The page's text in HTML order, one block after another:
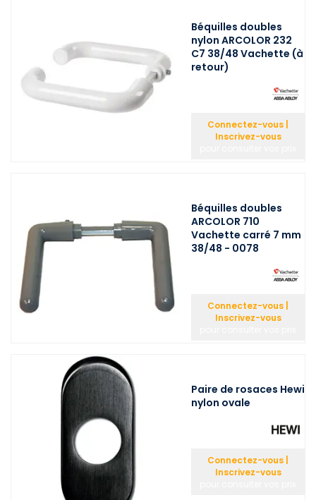
Béquilles doubles
nylon ARCOLOR 232
C7 38/48 Vachette (à
retour)
Connectez-vous |
Inscrivez-vous
Béquilles doubles
ARCOLOR 710
Vachette carré 7 mm
38/48 - 0078
Connectez-vous |
Inscrivez-vous
Paire de rosaces Hewi
nylon ovale
Connectez-vous |
Inscrivez-vous